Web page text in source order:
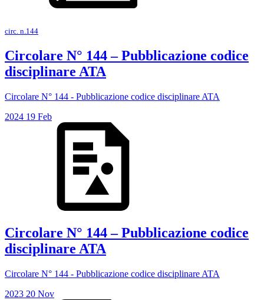
circ. n.144
Circolare N° 144 – Pubblicazione codice
disciplinare ATA
Circolare N° 144 - Pubblicazione codice disciplinare ATA
2024 19 Feb
Circolare N° 144 – Pubblicazione codice
disciplinare ATA
Circolare N° 144 - Pubblicazione codice disciplinare ATA
2023 20 Nov